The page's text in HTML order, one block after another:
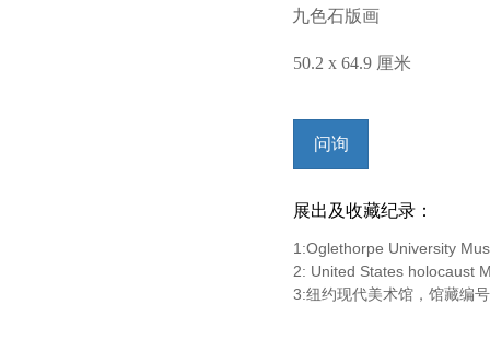
50.2 x 64.9 厘米
问询
九色石版画
展出及收藏纪录：
1:Oglethorpe University
2: United States holocaust
3:纽约现代美术馆，馆藏编